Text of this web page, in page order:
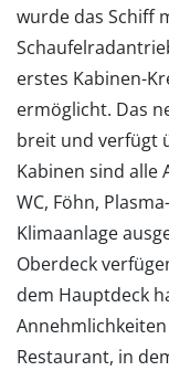
wurde das Schiff
erstes Kabinen-
ermöglicht. Das
breit und verfügt
Kabinen sind alle
WC, Föhn,
Klimaanlage
Oberdeck
dem Hauptdeck
Restaurant, in